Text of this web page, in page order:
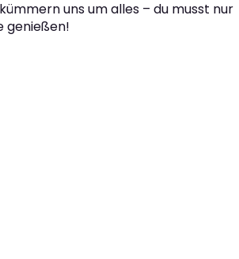
uns um alles – du musst nur
genießen!